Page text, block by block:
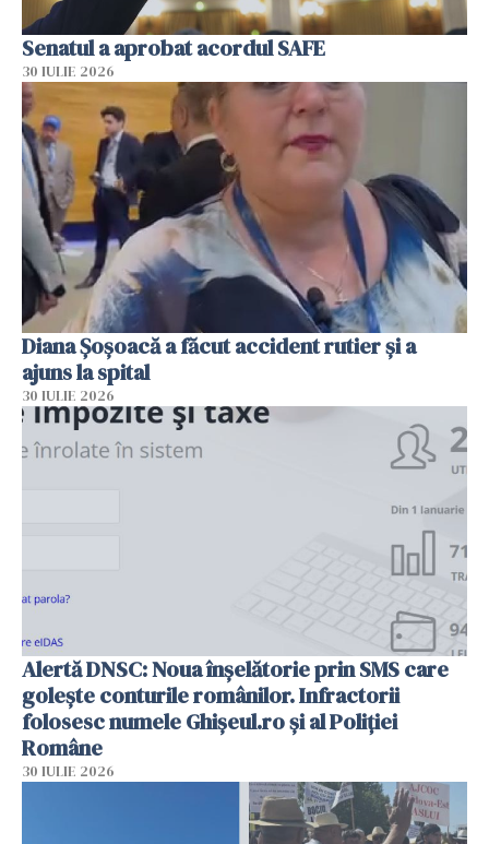
Senatul a aprobat acordul SAFE
30 IULIE 2026
Diana Șoșoacă a făcut accident rutier și a
ajuns la spital
30 IULIE 2026
Alertă DNSC: Noua înșelătorie prin SMS care
golește conturile românilor. Infractorii
folosesc numele Ghișeul.ro și al Poliției
Române
30 IULIE 2026